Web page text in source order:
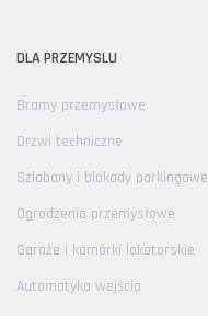
DLA PRZEMYSLU
Bramy przemysłowe
Drzwi techniczne
Szlabany i blokady parkingowe
Ogrodzenia przemysłowe
Garaże i komórki lokatorskie
Automatyka wejścia